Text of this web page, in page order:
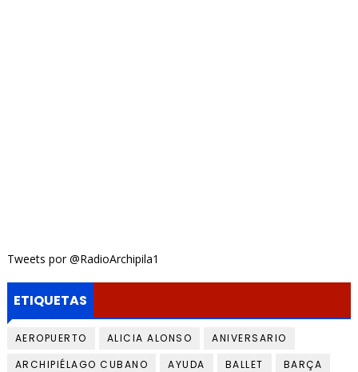
Tweets por @RadioArchipila1
ETIQUETAS
AEROPUERTO ALICIA ALONSO
ANIVERSARIO
ARCHIPIÉLAGO CUBANO
AYUDA BALLET
BARÇA